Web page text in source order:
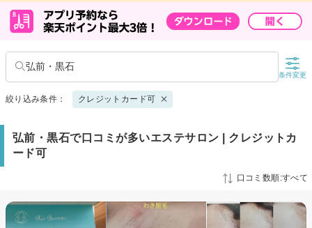
弘前・黒石
条件変更
絞り込み条件： クレジットカード可
弘前・黒石で口コミが多いエステサロン | クレジットカ
ード可
口コミ数順:すべて